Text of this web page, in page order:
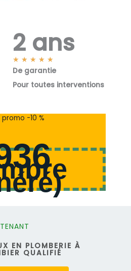
2 ans
★ ★ ★ ★ ★
o
s
De garantie
Pour toutes interventions
-10 %
)
EN PLOMBERIE À
QUALIFIÉ